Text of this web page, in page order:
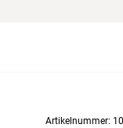
Artikelnummer: